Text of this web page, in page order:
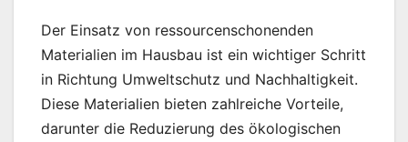
Der Einsatz von ressourcenschonenden
Materialien im Hausbau ist ein wichtiger Schritt
in Richtung Umweltschutz und Nachhaltigkeit.
Diese Materialien bieten zahlreiche Vorteile,
darunter die Reduzierung des ökologischen